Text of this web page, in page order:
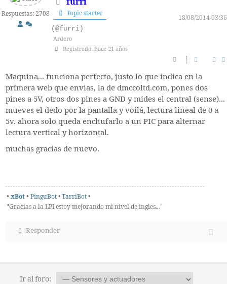
Respuestas: 2708
furri
Topic starter
18/08/2014 03:36
(@furri)
Ardero
Registrado: hace 21 años
Maquina... funciona perfecto, justo lo que indica en la
primera web que envias, la de dmccoltd.com, pones dos
pines a 5V, otros dos pines a GND y mides el central (sense)...
mueves el dedo por la pantalla y voilá, lectura lineal de 0 a
5v. ahora solo queda enchufarlo a un PIC para alternar
lectura vertical y horizontal.
muchas gracias de nuevo.
• xBot • PinguBot • TarriBot •
"Gracias a la LPI estoy mejorando mi nivel de ingles..."
Responder
Ir al foro: